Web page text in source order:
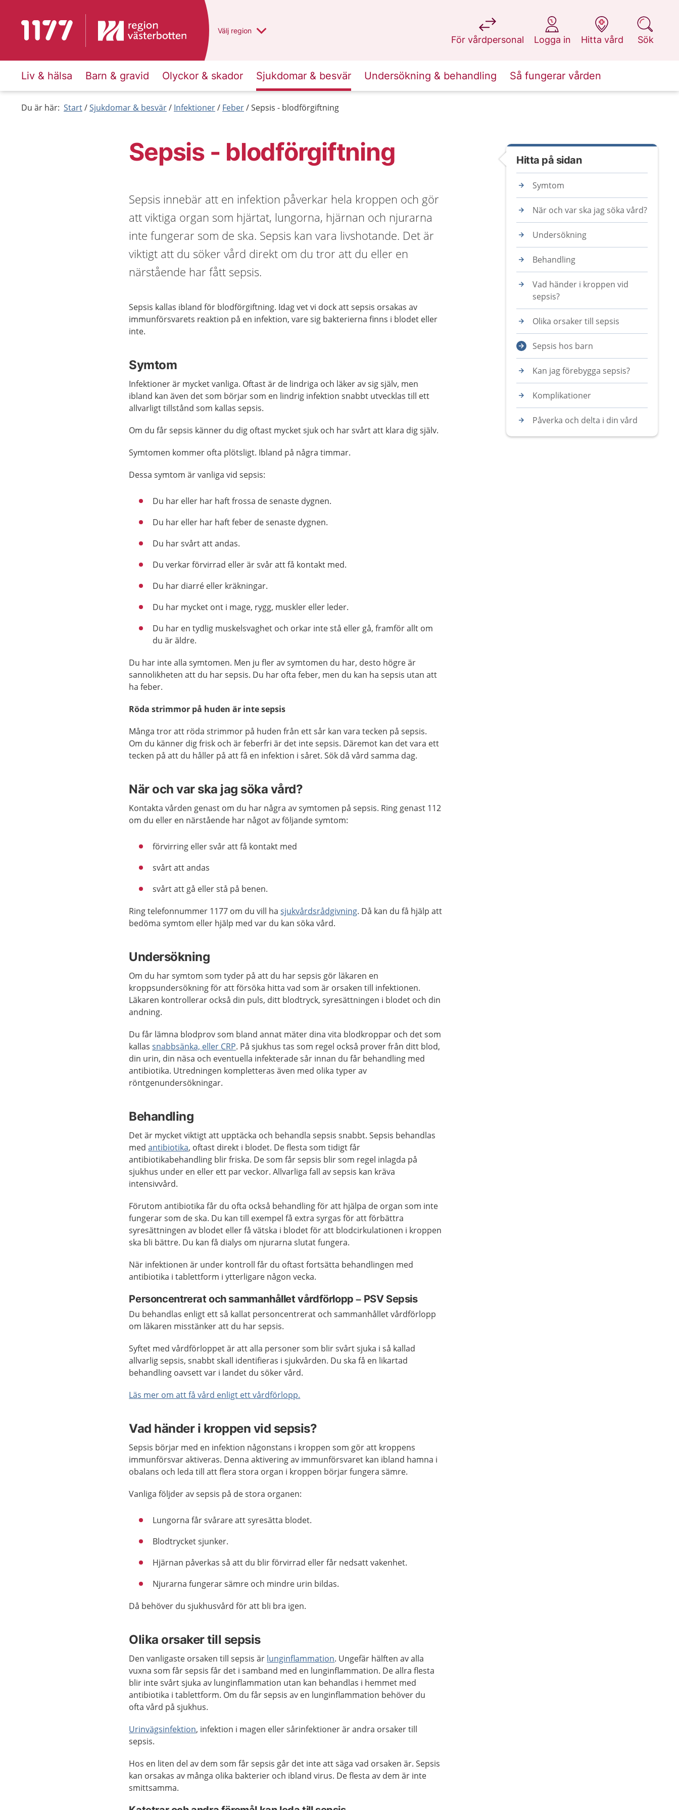
Till startsidan för 1177 Du har valt region
Välj en annan
region
För vårdpersonal
på 1177.se
Logga in
på 1177.se
Hitta vård
på 1177.se
Sök
på 1177.se
Liv & hälsa Barn & gravid Olyckor & skador Sjukdomar & besvär Undersökning & behandling Så fungerar vården
Du är här: Start Sjukdomar & besvär Infektioner Feber Sepsis - blodförgiftning
Sepsis - blodförgiftning
Sepsis innebär att en infektion påverkar hela kroppen och gör
att viktiga organ som hjärtat, lungorna, hjärnan och njurarna
inte fungerar som de ska. Sepsis kan vara livshotande. Det är
viktigt att du söker vård direkt om du tror att du eller en
närstående har fått sepsis.
Sepsis kallas ibland för blodförgiftning. Idag vet vi dock att sepsis orsakas av
immunförsvarets reaktion på en infektion, vare sig bakterierna finns i blodet eller
inte.
Symtom
Infektioner är mycket vanliga. Oftast är de lindriga och läker av sig själv, men
ibland kan även det som börjar som en lindrig infektion snabbt utvecklas till ett
allvarligt tillstånd som kallas sepsis.
Om du får sepsis känner du dig oftast mycket sjuk och har svårt att klara dig själv.
Symtomen kommer ofta plötsligt. Ibland på några timmar.
Dessa symtom är vanliga vid sepsis:
Du har eller har haft frossa de senaste dygnen.
Du har eller har haft feber de senaste dygnen.
Du har svårt att andas.
Du verkar förvirrad eller är svår att få kontakt med.
Du har diarré eller kräkningar.
Du har mycket ont i mage, rygg, muskler eller leder.
Du har en tydlig muskelsvaghet och orkar inte stå eller gå, framför allt om
du är äldre.
Du har inte alla symtomen. Men ju fler av symtomen du har, desto högre är
sannolikheten att du har sepsis. Du har ofta feber, men du kan ha sepsis utan att
ha feber.
Röda strimmor på huden är inte sepsis
Många tror att röda strimmor på huden från ett sår kan vara tecken på sepsis.
Om du känner dig frisk och är feberfri är det inte sepsis. Däremot kan det vara ett
tecken på att du håller på att få en infektion i såret. Sök då vård samma dag.
När och var ska jag söka vård?
Kontakta vården genast om du har några av symtomen på sepsis. Ring genast 112
om du eller en närstående har något av följande symtom:
förvirring eller svår att få kontakt med
svårt att andas
svårt att gå eller stå på benen.
Ring telefonnummer 1177 om du vill hasjukvårdsrådgivning. Då kan du få hjälp att
bedöma symtom eller hjälp med var du kan söka vård.
Undersökning
Om du har symtom som tyder på att du har sepsis gör läkaren en
kroppsundersökning för att försöka hitta vad som är orsaken till infektionen.
Läkaren kontrollerar också din puls, ditt blodtryck, syresättningen i blodet och din
andning.
Du får lämna blodprov som bland annat mäter dina vita blodkroppar och det som
kallassnabbsänka, eller CRP. På sjukhus tas som regel också prover från ditt blod,
din urin, din näsa och eventuella infekterade sår innan du får behandling med
antibiotika. Utredningen kompletteras även med olika typer av
röntgenundersökningar.
Behandling
Det är mycket viktigt att upptäcka och behandla sepsis snabbt. Sepsis behandlas
medantibiotika, oftast direkt i blodet. De flesta som tidigt får
antibiotikabehandling blir friska. De som får sepsis blir som regel inlagda på
sjukhus under en eller ett par veckor. Allvarliga fall av sepsis kan kräva
intensivvård.
Förutom antibiotika får du ofta också behandling för att hjälpa de organ som inte
fungerar som de ska. Du kan till exempel få extra syrgas för att förbättra
syresättningen av blodet eller få vätska i blodet för att blodcirkulationen i kroppen
ska bli bättre. Du kan få dialys om njurarna slutat fungera.
När infektionen är under kontroll får du oftast fortsätta behandlingen med
antibiotika i tablettform i ytterligare någon vecka.
Personcentrerat och sammanhållet vårdförlopp – PSV Sepsis
Du behandlas enligt ett så kallat personcentrerat och sammanhållet vårdförlopp
om läkaren misstänker att du har sepsis.
Syftet med vårdförloppet är att alla personer som blir svårt sjuka i så kallad
allvarlig sepsis, snabbt skall identifieras i sjukvården. Du ska få en likartad
behandling oavsett var i landet du söker vård.
Läs mer om att få vård enligt ett vårdförlopp.
Vad händer i kroppen vid sepsis?
Sepsis börjar med en infektion någonstans i kroppen som gör att kroppens
immunförsvar aktiveras. Denna aktivering av immunförsvaret kan ibland hamna i
obalans och leda till att flera stora organ i kroppen börjar fungera sämre.
Vanliga följder av sepsis på de stora organen:
Lungorna får svårare att syresätta blodet.
Blodtrycket sjunker.
Hjärnan påverkas så att du blir förvirrad eller får nedsatt vakenhet.
Njurarna fungerar sämre och mindre urin bildas.
Då behöver du sjukhusvård för att bli bra igen.
Olika orsaker till sepsis
Den vanligaste orsaken till sepsis är lunginflammation. Ungefär hälften av alla
vuxna som får sepsis får det i samband med en lunginflammation. De allra flesta
blir inte svårt sjuka av lunginflammation utan kan behandlas i hemmet med
antibiotika i tablettform. Om du får sepsis av en lunginflammation behöver du
ofta vård på sjukhus.
Urinvägsinfektion, infektion i magen eller sårinfektioner är andra orsaker till
sepsis.
Hos en liten del av dem som får sepsis går det inte att säga vad orsaken är. Sepsis
kan orsakas av många olika bakterier och ibland virus. De flesta av dem är inte
smittsamma.
Hitta på sidan
Symtom
När och var ska jag söka vård?
Undersökning
Behandling
Vad händer i kroppen vid
sepsis?
Olika orsaker till sepsis
Sepsis hos barn
Kan jag förebygga sepsis?
Komplikationer
Påverka och delta i din vård